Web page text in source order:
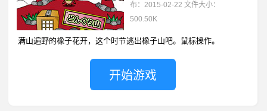
布：2015-02-22 文件大小：
500.50K
满山遍野的橡子花开，这个时节逃出橡子山吧。鼠标操作。
开始游戏